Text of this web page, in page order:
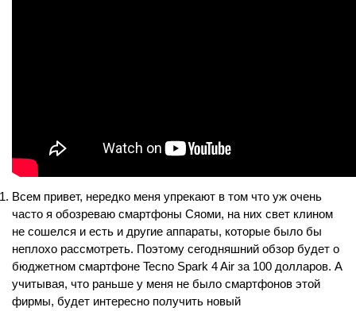
Всем привет, нередко меня упрекают в том что уж очень
часто я обозреваю смартфоны Сяоми, на них свет клином
не сошелся и есть и другие аппараты, которые было бы
неплохо рассмотреть. Поэтому сегодняшний обзор будет о
бюджетном смартфоне Tecno Spark 4 Air за 100 долларов. А
учитывая, что раньше у меня не было смартфонов этой
фирмы, будет интересно получить новый